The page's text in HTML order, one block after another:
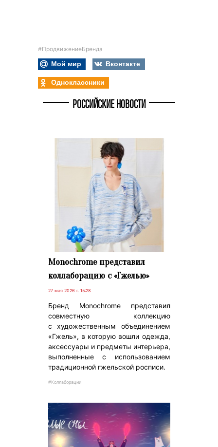
#ПродвижениеБренда
Мой мир
Вконтакте
Одноклассники
РОССИЙСКИЕ НОВОСТИ
Monochrome представил
коллаборацию с «Гжелью»
27 мая 2026 г. 15:28
Бренд Monochrome представил
совместную коллекцию
с художественным объединением
«Гжель», в которую вошли одежда,
аксессуары и предметы интерьера,
выполненные с использованием
традиционной гжельской росписи.
#Коллаборации